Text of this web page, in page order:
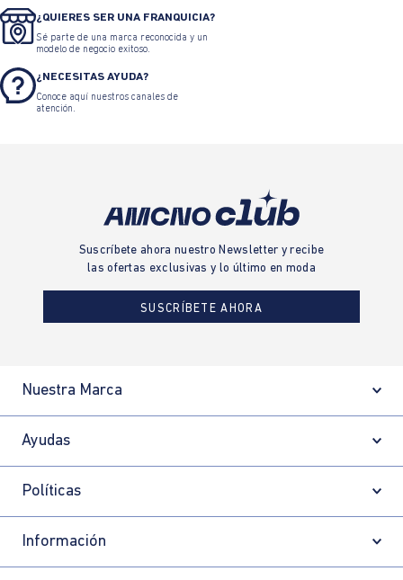
¿QUIERES SER UNA FRANQUICIA?
Sé parte de una marca reconocida y un
modelo de negocio exitoso.
¿NECESITAS AYUDA?
Conoce aquí nuestros canales de
atención.
Suscríbete ahora nuestro Newsletter y recibe
las ofertas exclusivas y lo último en moda
SUSCRÍBETE AHORA
Nuestra Marca
Ayudas
Políticas
Información